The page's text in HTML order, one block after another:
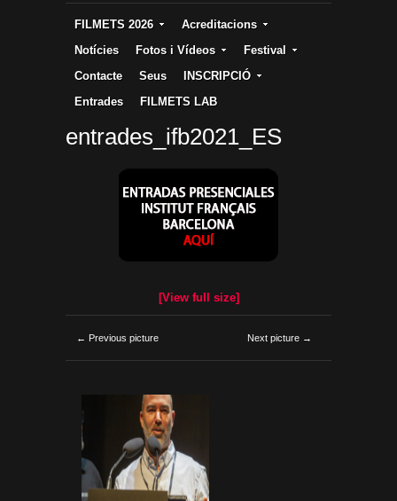
FILMETS 2026
Acreditacions
Notícies
Fotos i Vídeos
Festival
Contacte
Seus
INSCRIPCIÓ
Entrades
FILMETS LAB
entrades_ifb2021_ES
[View full size]
← Previous picture Next picture →